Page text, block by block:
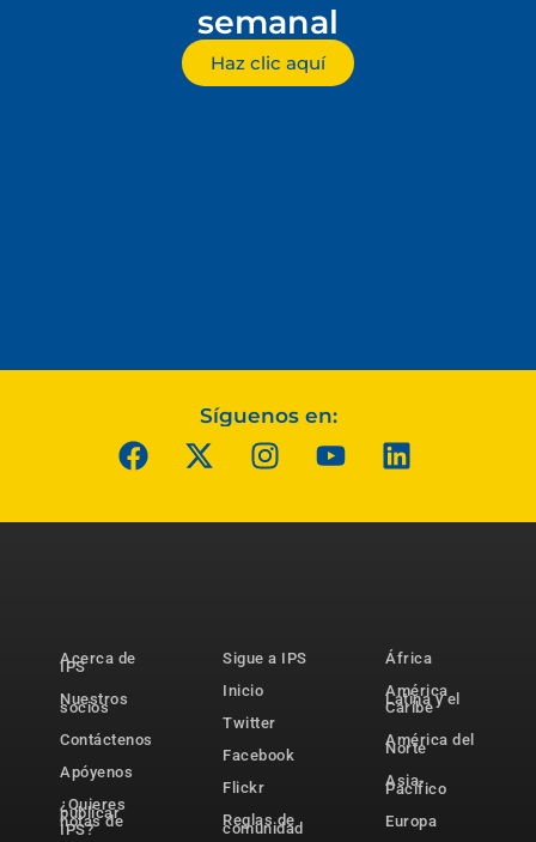
semanal
Haz clic aquí
Síguenos en:
Acerca de
IPS
Nuestros
socios
Contáctenos
Apóyenos
¿Quieres
publicar
notas de
IPS?
Sigue a IPS
Inicio
Twitter
Facebook
Flickr
Reglas de
comunidad
África
América
Latina y el
Caribe
América del
Norte
Asia-
Pacífico
Europa